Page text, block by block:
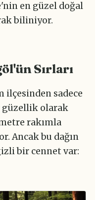
en güzel doğal
biliniyor.
Sırları
ilçesinden sadece
güzellik olarak
rakımla
Ancak bu dağın
bir cennet var: